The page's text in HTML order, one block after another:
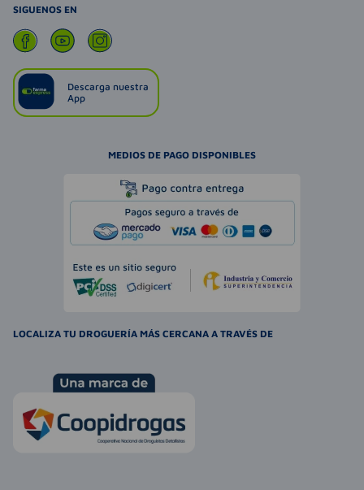
SIGUENOS EN
Descarga nuestra
App
MEDIOS DE PAGO DISPONIBLES
LOCALIZA TU DROGUERÍA MÁS CERCANA A TRAVÉS DE